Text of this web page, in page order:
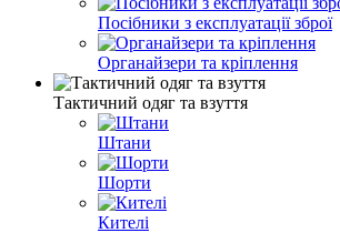
Посібники з експлуатації зброї
Органайзери та кріплення
Тактичний одяг та взуття
Штани
Шорти
Кителі